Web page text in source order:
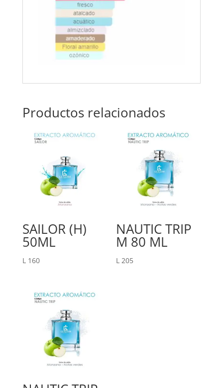
Productos relacionados
SAILOR (H)
50ML
L160
NAUTIC TRIP
M 80 ML
L205